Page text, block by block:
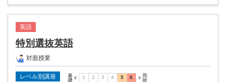
英語
特別選抜英語
対面授業
レベル別講座